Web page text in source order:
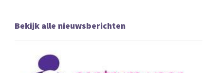
Bekijk alle nieuwsberichten